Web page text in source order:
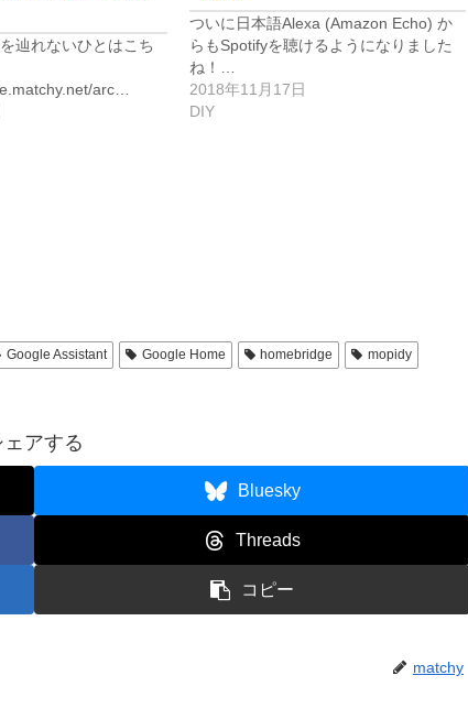
は
っ
い。
辿れないひとはこち
arc…
ついに日本語Alexa (Amazon Echo) か
らもSpotifyを聴けるようになりました
ね！…
2018年11月17日
DIY
Google Assistant Google Home homebridge mopidy
ェアする
Bluesky
Threads
コピー
matchy